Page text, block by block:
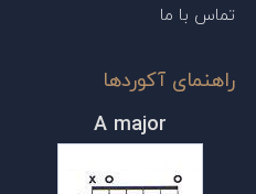
تماس با ما
راهنمای آکوردها
A major